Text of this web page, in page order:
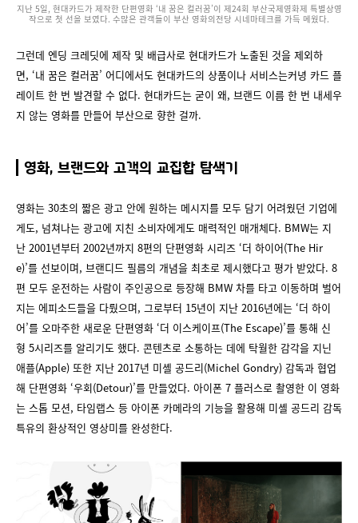
지난 5일, 현대카드가 제작한 단편영화 ‘내 꿈은 컬러꿈’이 제24회 부산국제영화제 특별상영
작으로 첫 선을 보였다. 수많은 관객들이 부산 영화의전당 시네마테크를 가득 메웠다.
그런데 엔딩 크레딧에 제작 및 배급사로 현대카드가 노출된 것을 제외하
면, ‘내 꿈은 컬러꿈’ 어디에서도 현대카드의 상품이나 서비스는커녕 카드 플
레이트 한 번 발견할 수 없다. 현대카드는 굳이 왜, 브랜드 이름 한 번 내세우
지 않는 영화를 만들어 부산으로 향한 걸까.
영화, 브랜드와 고객의 교집합 탐색기
영화는 30초의 짧은 광고 안에 원하는 메시지를 모두 담기 어려웠던 기업에
게도, 넘쳐나는 광고에 지친 소비자에게도 매력적인 매개체다. BMW는 지
난 2001년부터 2002년까지 8편의 단편영화 시리즈 ‘더 하이어(The Hir
e)’를 선보이며, 브랜디드 필름의 개념을 최초로 제시했다고 평가 받았다. 8
편 모두 운전하는 사람이 주인공으로 등장해 BMW 차를 타고 이동하며 벌어
지는 에피소드들을 다뤘으며, 그로부터 15년이 지난 2016년에는 ‘더 하이
어’를 오마주한 새로운 단편영화 ‘더 이스케이프(The Escape)’를 통해 신
형 5시리즈를 알리기도 했다. 콘텐츠로 소통하는 데에 탁월한 감각을 지닌
애플(Apple) 또한 지난 2017년 미셸 공드리(Michel Gondry) 감독과 협업
해 단편영화 ‘우회(Detour)’를 만들었다. 아이폰 7 플러스로 촬영한 이 영화
는 스톱 모션, 타임랩스 등 아이폰 카메라의 기능을 활용해 미셸 공드리 감독
특유의 환상적인 영상미를 완성한다.